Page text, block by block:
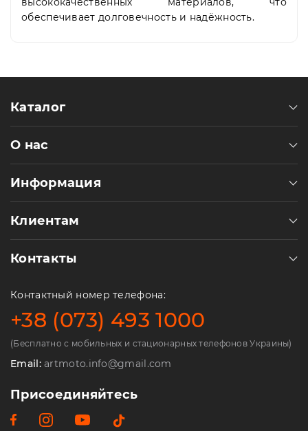
обеспечивает долговечность и надёжность.
Каталог
О нас
Информация
Клиентам
Контакты
Контактный номер телефона:
+38 (073) 493 1000
(Бесплатно с мобильных и стационарных телефонов Украины)
Email:artmoto.info@gmail.com
Присоединяйтесь